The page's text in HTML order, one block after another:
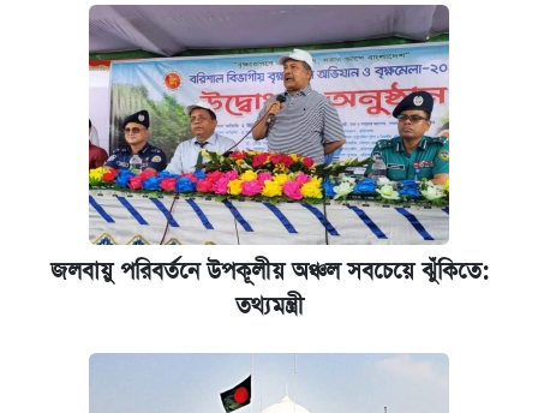
প্রতিষ্ঠান প্রধানদের ভাইভা শুরুর নির্দেশ শিক্ষামন্ত্রীর
জলবায়ু পরিবর্তনে উপকূলীয় অঞ্চল সবচেয়ে ঝুঁকিতে:
তথ্যমন্ত্রী